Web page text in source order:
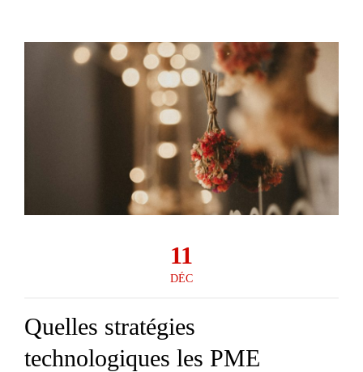
11
DÉC
Quelles stratégies
technologiques les PME